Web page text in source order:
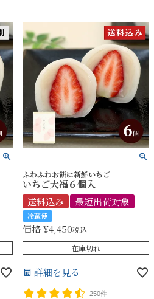
ふわふわお餅に新鮮いちご
いちご大福６個入
送料込み
最短出荷対象
冷蔵便
価格¥4,450税込
在庫切れ
詳細を見る
250件